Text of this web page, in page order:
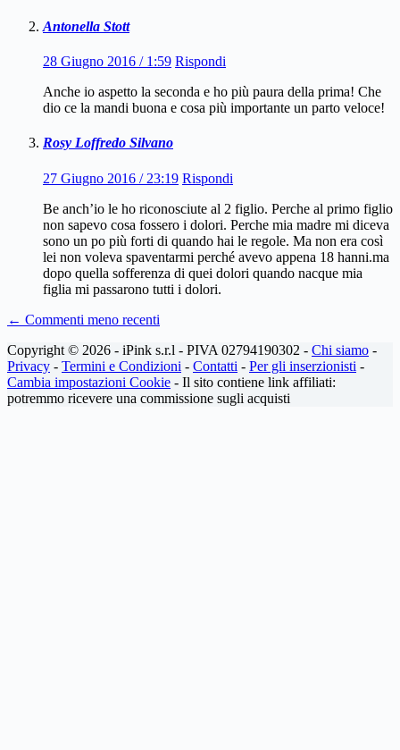
Antonella Stott
28 Giugno 2016 / 1:59 Rispondi
Anche io aspetto la seconda e ho più paura della prima! Che
dio ce la mandi buona e cosa più importante un parto veloce!
Rosy Loffredo Silvano
27 Giugno 2016 / 23:19 Rispondi
Be anch’io le ho riconosciute al 2 figlio. Perche al primo figlio
non sapevo cosa fossero i dolori. Perche mia madre mi diceva
sono un po più forti di quando hai le regole. Ma non era così
lei non voleva spaventarmi perché avevo appena 18 hanni.ma
dopo quella sofferenza di quei dolori quando nacque mia
figlia mi passarono tutti i dolori.
Navigazione
commenti
← Commenti meno recenti
Copyright © 2026 - iPink s.r.l - PIVA 02794190302 - Chi siamo -
Privacy - Termini e Condizioni - Contatti - Per gli inserzionisti -
Cambia impostazioni Cookie - Il sito contiene link affiliati:
potremmo ricevere una commissione sugli acquisti